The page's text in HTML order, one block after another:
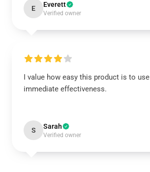
E Everett
Verified owner
I value how easy this product is to
immediate effectiveness.
S Sarah
Verified owner